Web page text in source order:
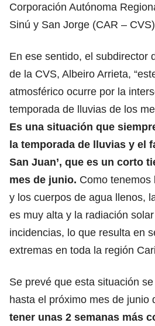
Corporación Autónoma
Sinú y San Jorge (CAR –
En ese sentido, el subdirector
de la CVS, Albeiro Arrieta,
atmosférico ocurre por la
temporada de lluvias de los
Es una situación que
la temporada de lluvias y el
San Juan’, que es un corto
mes de junio. Como tenemos
y los cuerpos de agua llenos,
es muy alta y la radiación
incidencias, lo que resulta en
extremas en toda la región
Se prevé que esta situación
hasta el próximo mes de junio
tener unas 2 semanas más